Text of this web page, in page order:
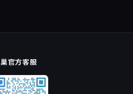
官方客服